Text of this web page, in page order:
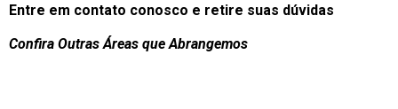
Entre em contato conosco e retire suas dúvidas
Confira Outras Áreas que Abrangemos